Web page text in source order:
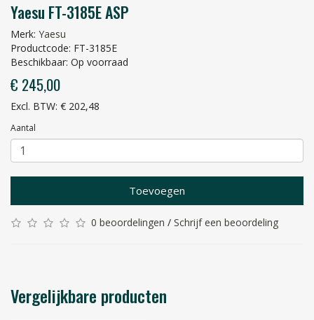
Yaesu FT-3185E ASP
Merk: Yaesu
Productcode: FT-3185E
Beschikbaar: Op voorraad
€ 245,00
Excl. BTW: € 202,48
Aantal
Toevoegen
0 beoordelingen / Schrijf een beoordeling
Vergelijkbare producten